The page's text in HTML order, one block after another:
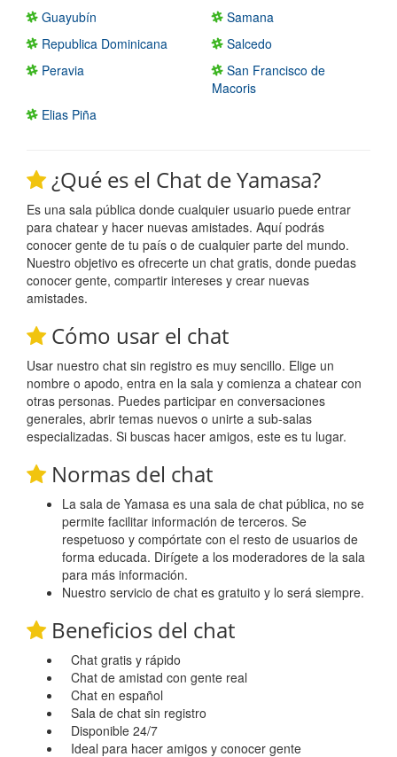
Guayubín
Samana
Republica Dominicana
Salcedo
Peravia
San Francisco de
Macoris
Elias Piña
¿Qué es el Chat de Yamasa?
Es una sala pública donde cualquier usuario puede entrar
para chatear y hacer nuevas amistades. Aquí podrás
conocer gente de tu país o de cualquier parte del mundo.
Nuestro objetivo es ofrecerte un chat gratis, donde puedas
conocer gente, compartir intereses y crear nuevas
amistades.
Cómo usar el chat
Usar nuestro chat sin registro es muy sencillo. Elige un
nombre o apodo, entra en la sala y comienza a chatear con
otras personas. Puedes participar en conversaciones
generales, abrir temas nuevos o unirte a sub-salas
especializadas. Si buscas hacer amigos, este es tu lugar.
Normas del chat
La sala de Yamasa es una sala de chat pública, no se
permite facilitar información de terceros. Se
respetuoso y compórtate con el resto de usuarios de
forma educada. Dirígete a los moderadores de la sala
para más información.
Nuestro servicio de chat es gratuito y lo será siempre.
Beneficios del chat
Chat gratis y rápido
Chat de amistad con gente real
Chat en español
Sala de chat sin registro
Disponible 24/7
Ideal para hacer amigos y conocer gente